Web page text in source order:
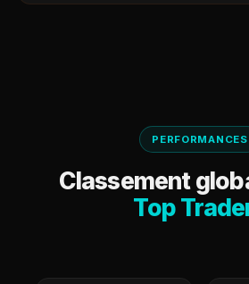
PERFORMANCES
Classement
Top